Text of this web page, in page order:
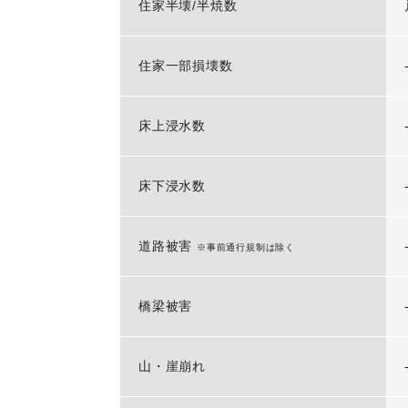
住家半壊/半焼数
住家一部損壊数 -
床上浸水数 -
床下浸水数 -
道路被害 ※事前通行規制は除く -
橋梁被害 -
山・崖崩れ -